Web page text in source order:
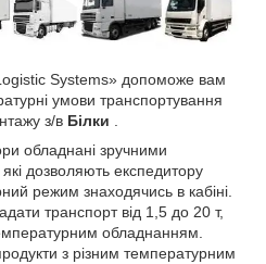
Systems» допоможе вам
умови транспортування
з/в Білки
обладнані зручними
дозволяють експедитору
режим знаходячись в кабіні.
транспорт від 1,5 до 20 т,
обладнанням.
з різним температурним